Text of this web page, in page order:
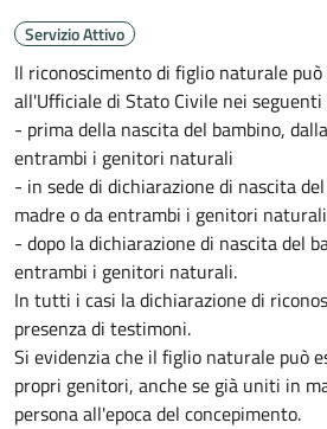
Servizio Attivo
Il riconoscimento di figlio naturale
all'Ufficiale di Stato Civile nei seguenti
- prima della nascita del bambino,
entrambi i genitori naturali
- in sede di dichiarazione di nascita
madre o da entrambi i genitori
- dopo la dichiarazione di nascita del
entrambi i genitori naturali.
In tutti i casi la dichiarazione di
presenza di testimoni.
Si evidenzia che il figlio naturale può
propri genitori, anche se già uniti in
persona all'epoca del concepimento.